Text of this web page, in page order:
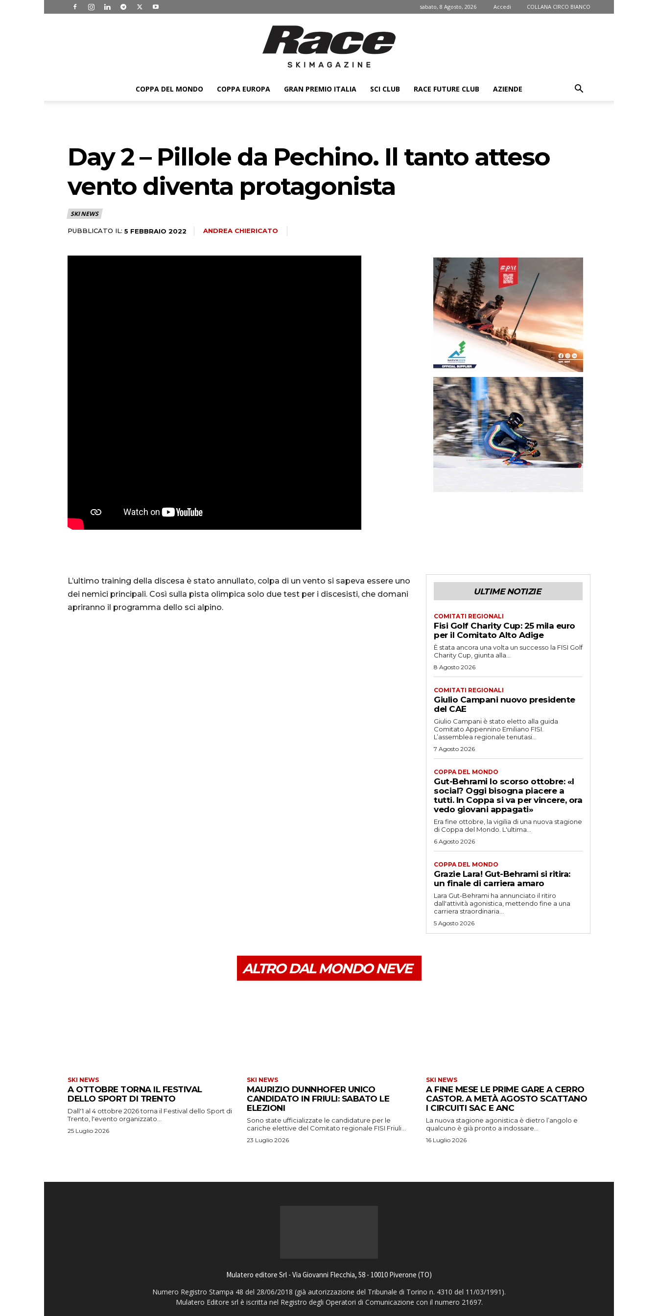
sabato, 8 Agosto, 2026 Accedi COLLANA CIRCO BIANCO
COPPA DEL MONDO COPPA EUROPA GRAN PREMIO ITALIA SCI CLUB RACE FUTURE CLUB AZIENDE
Day 2 – Pillole da Pechino. Il tanto atteso
vento diventa protagonista
SKI NEWS
PUBBLICATO IL: 5 FEBBRAIO 2022 ANDREA CHIERICATO
L’ultimo training della discesa è stato annullato, colpa di un vento si sapeva essere uno
dei nemici principali. Così sulla pista olimpica solo due test per i discesisti, che domani
apriranno il programma dello sci alpino.
ULTIME NOTIZIE
COMITATI REGIONALI
Fisi Golf Charity Cup: 25 mila euro
per il Comitato Alto Adige
È stata ancora una volta un successo la FISI Golf
Charity Cup, giunta alla...
8 Agosto 2026
COMITATI REGIONALI
Giulio Campani nuovo presidente
del CAE
Giulio Campani è stato eletto alla guida
Comitato Appennino Emiliano FISI.
L’assemblea regionale tenutasi...
7 Agosto 2026
COPPA DEL MONDO
Gut-Behrami lo scorso ottobre: «I
social? Oggi bisogna piacere a
tutti. In Coppa si va per vincere, ora
vedo giovani appagati»
Era fine ottobre, la vigilia di una nuova stagione
di Coppa del Mondo. L'ultima...
6 Agosto 2026
COPPA DEL MONDO
Grazie Lara! Gut-Behrami si ritira:
un finale di carriera amaro
Lara Gut-Behrami ha annunciato il ritiro
dall'attività agonistica, mettendo fine a una
carriera straordinaria...
5 Agosto 2026
ALTRO DAL MONDO NEVE
SKI NEWS
A OTTOBRE TORNA IL FESTIVAL
DELLO SPORT DI TRENTO
Dall'1 al 4 ottobre 2026 torna il Festival dello Sport di
Trento, l'evento organizzato...
25 Luglio 2026
SKI NEWS
MAURIZIO DUNNHOFER UNICO
CANDIDATO IN FRIULI: SABATO LE
ELEZIONI
Sono state ufficializzate le candidature per le
cariche elettive del Comitato regionale FISI Friuli...
23 Luglio 2026
SKI NEWS
A FINE MESE LE PRIME GARE A CERRO
CASTOR. A METÀ AGOSTO SCATTANO
I CIRCUITI SAC E ANC
La nuova stagione agonistica è dietro l’angolo e
qualcuno è già pronto a indossare...
16 Luglio 2026
Mulatero editore Srl - Via Giovanni Flecchia, 58 - 10010 Piverone (TO)
Numero Registro Stampa 48 del 28/06/2018 (già autorizzazione del Tribunale di Torino n. 4310 del 11/03/1991).
Mulatero Editore srl è iscritta nel Registro degli Operatori di Comunicazione con il numero 21697.